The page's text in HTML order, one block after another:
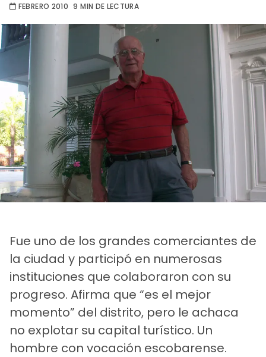
FEBRERO 2010 9 MIN DE LECTURA
Fue uno de los grandes comerciantes de
la ciudad y participó en numerosas
instituciones que colaboraron con su
progreso. Afirma que “es el mejor
momento” del distrito, pero le achaca
no explotar su capital turístico. Un
hombre con vocación escobarense.